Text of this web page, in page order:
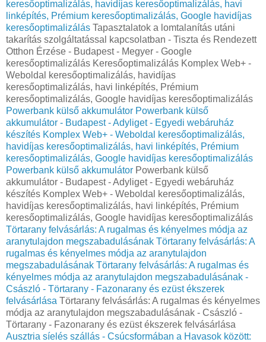
keresőoptimalizálás, havidíjas keresőoptimalizálás, havi
linképítés, Prémium keresőoptimalizálás, Google havidíjas
keresőoptimalizálás Tapasztalatok a lomtalanítás utáni
takarítás szolgáltatással kapcsolatban - Tiszta és Rendezett
Otthon Érzése - Budapest - Megyer - Google
keresőoptimalizálás Keresőoptimalizálás Komplex Web+ -
Weboldal keresőoptimalizálás, havidíjas
keresőoptimalizálás, havi linképítés, Prémium
keresőoptimalizálás, Google havidíjas keresőoptimalizálás
Powerbank külső akkumulátor Powerbank külső
akkumulátor - Budapest - Adyliget - Egyedi webáruház
készítés Komplex Web+ - Weboldal keresőoptimalizálás,
havidíjas keresőoptimalizálás, havi linképítés, Prémium
keresőoptimalizálás, Google havidíjas keresőoptimalizálás
Powerbank külső akkumulátor Powerbank külső
akkumulátor - Budapest - Adyliget - Egyedi webáruház
készítés Komplex Web+ - Weboldal keresőoptimalizálás,
havidíjas keresőoptimalizálás, havi linképítés, Prémium
keresőoptimalizálás, Google havidíjas keresőoptimalizálás
Törtarany felvásárlás: A rugalmas és kényelmes módja az
aranytulajdon megszabadulásának Törtarany felvásárlás: A
rugalmas és kényelmes módja az aranytulajdon
megszabadulásának Törtarany felvásárlás: A rugalmas és
kényelmes módja az aranytulajdon megszabadulásának -
Császló - Törtarany - Fazonarany és ezüst ékszerek
felvásárlása Törtarany felvásárlás: A rugalmas és kényelmes
módja az aranytulajdon megszabadulásának - Császló -
Törtarany - Fazonarany és ezüst ékszerek felvásárlása
Ausztria síelés szállás - Csúcsformában a Havasok között: